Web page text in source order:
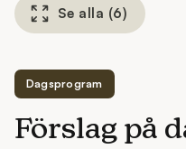
Se alla (6)
Dagsprogram
Förslag på